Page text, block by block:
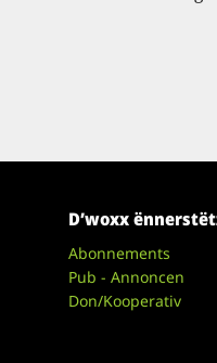
D’woxx
Abonnements
Pub - Annoncen
Don/Kooperativ